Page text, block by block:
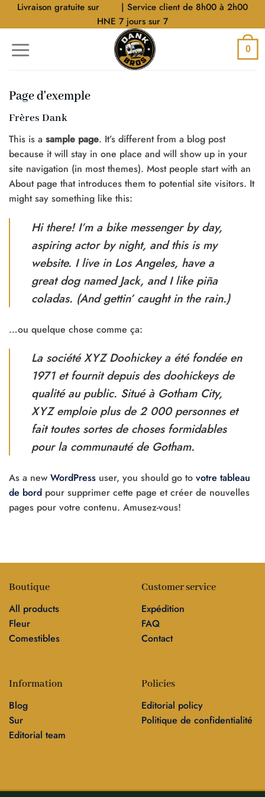
AllerLivraison gratuite sur
| Service client de 8h00 à 2h00
HNE 7 jours sur 7
0
Page d'exemple
Frères Dank
This is a sample page. It’s different from a blog post
because it will stay in one place and will show up in your
site navigation (in most themes). Most people start with an
About page that introduces them to potential site visitors. It
might say something like this:
Hi there! I’m a bike messenger by day,
aspiring actor by night, and this is my
website. I live in Los Angeles, have a
great dog named Jack, and I like piña
coladas. (And gettin’ caught in the rain.)
…ou quelque chose comme ça:
La société XYZ Doohickey a été fondée en
1971 et fournit depuis des doohickeys de
qualité au public. Situé à Gotham City,
XYZ emploie plus de 2 000 personnes et
fait toutes sortes de choses formidables
pour la communauté de Gotham.
As a new WordPress user, you should go to votre tableau
de bord pour supprimer cette page et créer de nouvelles
pages pour votre contenu. Amusez-vous!
Boutique
All products
Fleur
Comestibles
Customer service
Expédition
FAQ
Contact
Information
Blog
Sur
Editorial team
Policies
Editorial policy
Politique de confidentialité